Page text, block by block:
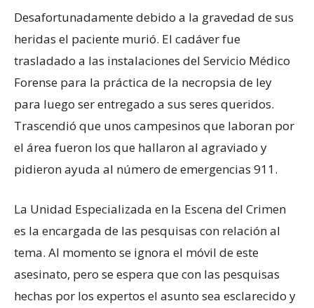
Desafortunadamente debido a la gravedad de sus
heridas el paciente murió. El cadáver fue
trasladado a las instalaciones del Servicio Médico
Forense para la práctica de la necropsia de ley
para luego ser entregado a sus seres queridos.
Trascendió que unos campesinos que laboran por
el área fueron los que hallaron al agraviado y
pidieron ayuda al número de emergencias 911.
La Unidad Especializada en la Escena del Crimen
es la encargada de las pesquisas con relación al
tema. Al momento se ignora el móvil de este
asesinato, pero se espera que con las pesquisas
hechas por los expertos el asunto sea esclarecido y